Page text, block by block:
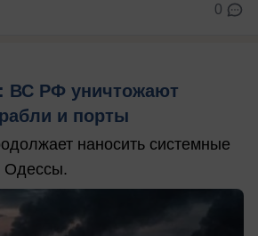
0
ВС РФ уничтожают
и порты
наносить системные
Одессы.